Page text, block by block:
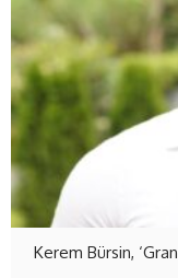
Kerem Bürsin,